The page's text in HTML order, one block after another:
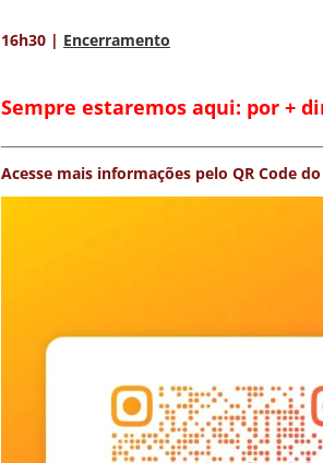
16h30 | Encerramento
Sempre estaremos aqui: por +
Acesse mais informações pelo QR Code